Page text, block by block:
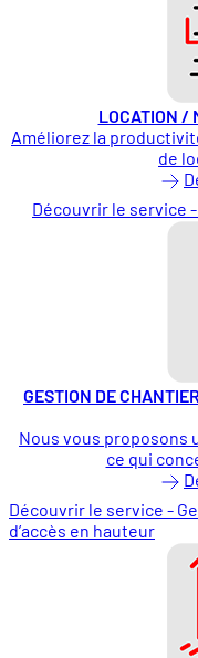
LOCATION /
Améliorez la
de
Découvrir le service
GESTION DE
Nous vous proposons
ce qui
Découvrir le service -
d’accès en hauteur